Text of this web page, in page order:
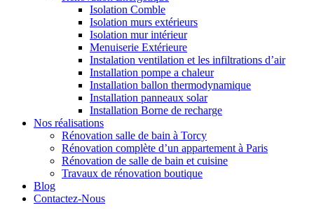
Isolation Comble
Isolation murs extérieurs
Isolation mur intérieur
Menuiserie Extérieure
Instalation ventilation et les infiltrations d’air
Installation pompe a chaleur
Installation ballon thermodynamique
Installation panneaux solar
Installation Borne de recharge
Nos réalisations
Rénovation salle de bain à Torcy
Rénovation complète d’un appartement à Paris
Rénovation de salle de bain et cuisine
Travaux de rénovation boutique
Blog
Contactez-Nous